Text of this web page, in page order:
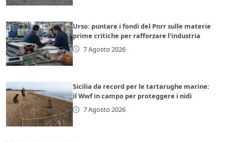
Urso: puntare i fondi del Pnrr sulle materie
prime critiche per rafforzare l’industria
7 Agosto 2026
Sicilia da record per le tartarughe marine:
il Wwf in campo per proteggere i nidi
7 Agosto 2026